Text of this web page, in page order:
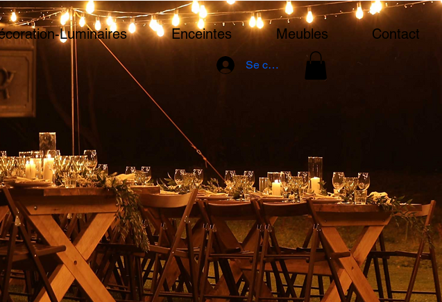
Luminaires Enceintes Meubles Contact
Se connecter